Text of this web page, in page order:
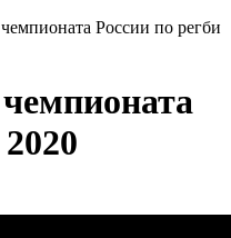
России по регби